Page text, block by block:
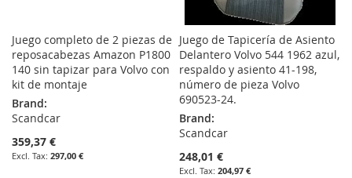
Juego completo de 2 piezas de
reposacabezas Amazon P1800
140 sin tapizar para Volvo con
kit de montaje
Brand:
Scandcar
359,37 €
297,00 €
Juego de Tapicería de Asiento
Delantero Volvo 544 1962 azul,
respaldo y asiento 41-198,
número de pieza Volvo
690523-24.
Brand:
Scandcar
248,01 €
204,97 €